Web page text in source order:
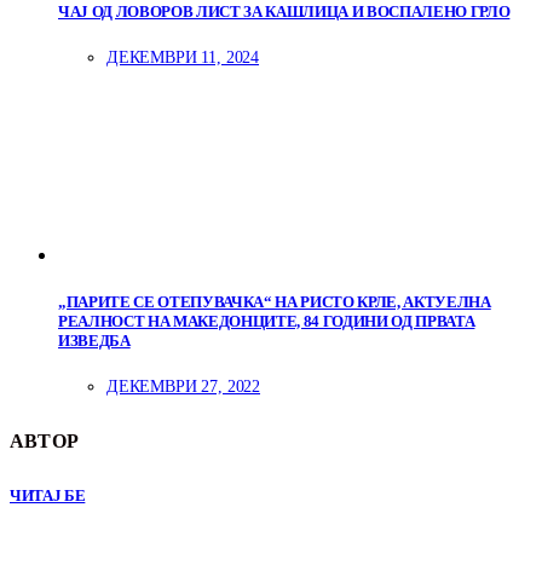
ЧАЈ ОД ЛОВОРОВ ЛИСТ ЗА КАШЛИЦА И ВОСПАЛЕНО ГРЛО
ДЕКЕМВРИ 11, 2024
„ПАРИТЕ СЕ ОТЕПУВАЧКА“ НА РИСТО КРЛЕ, АКТУЕЛНА
РЕАЛНОСТ НА МАКЕДОНЦИТЕ, 84 ГОДИНИ ОД ПРВАТА
ИЗВЕДБА
ДЕКЕМВРИ 27, 2022
АВТОР
ЧИТАЈ БЕ